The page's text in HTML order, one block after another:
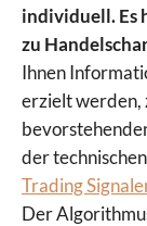
individuell.Es
zu
Ihnen
erzielt werden,
der
Trading
Der